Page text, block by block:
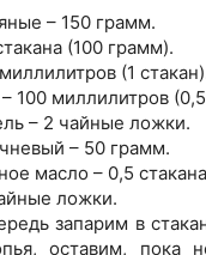
– 150 грамм.
(100 грамм).
(1
100 миллилитров
– 2 чайные ложки.
– 50 грамм.
масло – 0,5
ложки.
запарим в
оставим, пока